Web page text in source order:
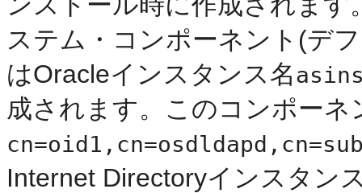
ステム・コンポーネント(デ
はOracleインスタンス名
成されます。このコンポー
Internet Directoryインスタン